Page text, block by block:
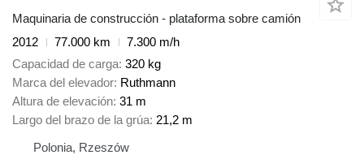
Maquinaria de construcción - plataforma sobre camión
2012
77.000 km
7.300 m/h
Capacidad de carga 320 kg
Marca del elevador Ruthmann
Altura de elevación 31 m
Largo del brazo de la grúa 21,2 m
Polonia, Rzeszów